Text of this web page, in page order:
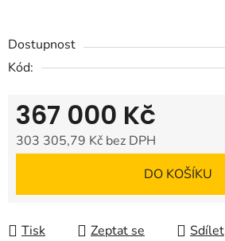
Dostupnost
Kód:
367 000 Kč
303 305,79 Kč bez DPH
DO KOŠÍKU
Tisk Zeptat se Sdílet